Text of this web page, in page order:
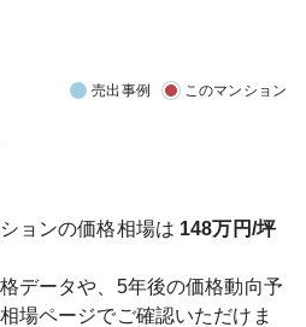
売出事例 このマンション
ョンの価格相場は 148万円/坪
データや、5年後の価格動向予
場ページでご確認いただけま